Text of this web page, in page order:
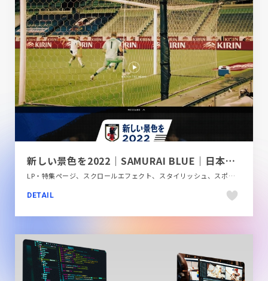
新しい景色を2022｜SAMURAI BLUE｜日本代表｜JFA｜日本サッカー協会
LP・特集ページ、スクロールエフェクト、スタイリッシュ、スポーツ・アウトドア、タイポグラフィー、ダイナミック、フラットデザイン、ブラック系 、ブルー系、大きめ写真
DETAIL